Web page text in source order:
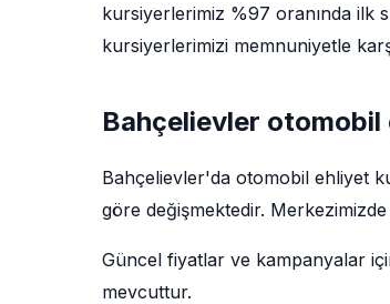
kursiyerlerimiz %97 oranında ilk
kursiyerlerimizi memnuniyetle
Bahçelievler otomobil
Bahçelievler'da otomobil ehliyet
göre değişmektedir.
Güncel fiyatlar ve kampanyalar
mevcuttur.